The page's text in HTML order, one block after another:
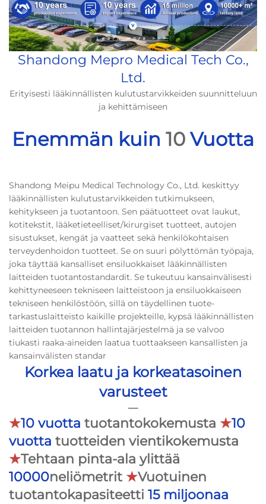
Shandong Mepro Medical Tech Co.,
Ltd.
Erityisesti lääkinnällisten kulutustarvikkeiden suunnitteluun
ja kehittämiseen
Enemmän kuin 10 Vuotta
Shandong Meipu Medical Technology Co., Ltd. keskittyy
lääkinnällisten kulutustarvikkeiden tutkimukseen,
kehitykseen ja tuotantoon. Sen päätuotteet ovat laukut,
kotitekstit, lääketieteelliset/kirurgiset tuotteet, autojen
sisustukset, kengät ja vaatteet sekä henkilökohtaisen
terveydenhoidon tuotteet. Se on suuri pölyttömän työpaja,
joka täyttää kansalliset ensiluokkaiset lääkinnällisten
laitteiden tuotantostandardit. Se tukeutuu kansainvälisesti
kehittyneeseen tekniseen laitteistoon ja ensiluokkaiseen
tekniseen henkilöstöön, sillä on täydellinen tuote-
tarkastuslaitteisto kaikille projekteille, kypsä lääkinnällisten
laitteiden tuotannon hallintajärjestelmä ja se valvoo
tiukasti raaka-aineiden laatua tuottaakseen kansallisten ja
kansainvälisten standar
Korkea laatu ja korkeatasoinen
varusteet
—
★10 vuotta tuotantokokemusta ★10
vuotta tuotteiden vientikokemusta
★Tehtaan pinta-ala ylittää
10000neliömetrit ★Vuotuinen
tuotantokapasiteetti 15 miljoonaa